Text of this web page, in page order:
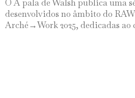
O À pala de Walsh publica uma
desenvolvidos no âmbito do
Arché→Work 2025, dedicadas